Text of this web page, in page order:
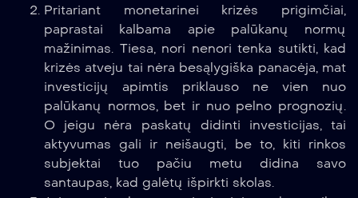
Pritariant monetarinei krizės prigimčiai,
paprastai kalbama apie palūkanų normų
mažinimas. Tiesa, nori nenori tenka sutikti, kad
krizės atveju tai nėra besąlygiška panacėja, mat
investicijų apimtis priklauso ne vien nuo
palūkanų normos, bet ir nuo pelno prognozių.
O jeigu nėra paskatų didinti investicijas, tai
aktyvumas gali ir neišaugti, be to, kiti rinkos
subjektai tuo pačiu metu didina savo
santaupas, kad galėtų išpirkti skolas.